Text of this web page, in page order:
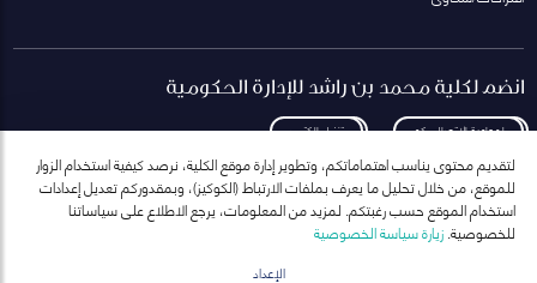
انضم لكلية محمد بن راشد للإدارة الحكومية
لمعاودة الاتصال بكم تنزيل الكتيب
انضم إلى قائمة مراسلاتنا
لتقديم محتوى يناسب اهتماماتكم، وتطوير إدارة موقع الكلية، نرصد كيفية استخدام الزوار
للموقع، من خلال تحليل ما يعرف بملفات الارتباط (الكوكيز)، وبمقدوركم تعديل إعدادات
استخدام الموقع حسب رغبتكم. لمزيد من المعلومات، يرجع الاطلاع على سياساتنا
للخصوصية.زيارة سياسة الخصوصية
الإعداد